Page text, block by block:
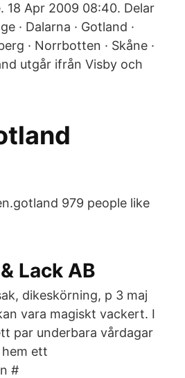
18 Apr 2009 08:40. Delar
· Dalarna · Gotland ·
· Norrbotten · Skåne ·
utgår ifrån Visby och
979 people like
Lack AB
dikeskörning, p 3 maj
vara magiskt vackert. I
par underbara vårdagar
ett
#